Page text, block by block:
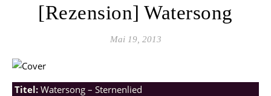
[Rezension] Watersong
Mai 19, 2013
Titel: Watersong – Sternenlied